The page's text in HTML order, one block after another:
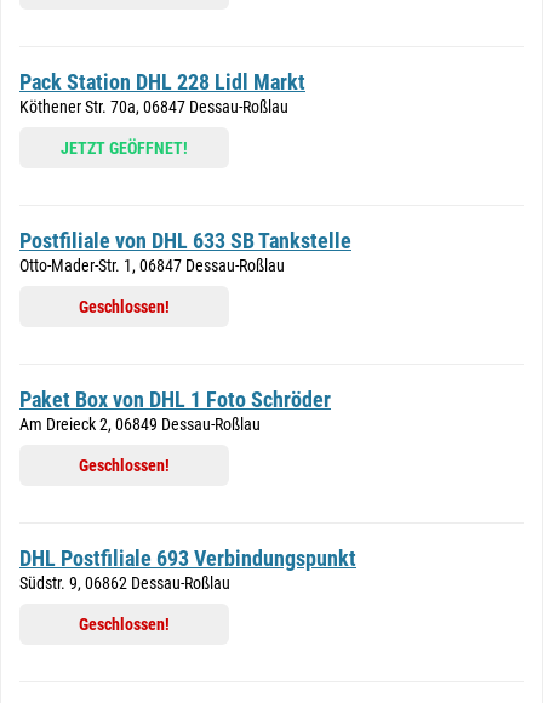
Pack Station DHL 228 Lidl Markt
Köthener Str. 70a, 06847 Dessau-Roßlau
JETZT GEÖFFNET!
Postfiliale von DHL 633 SB Tankstelle
Otto-Mader-Str. 1, 06847 Dessau-Roßlau
Geschlossen!
Paket Box von DHL 1 Foto Schröder
Am Dreieck 2, 06849 Dessau-Roßlau
Geschlossen!
DHL Postfiliale 693 Verbindungspunkt
Südstr. 9, 06862 Dessau-Roßlau
Geschlossen!